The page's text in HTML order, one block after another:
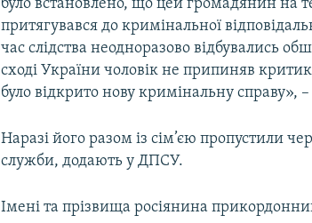
було встановлено, що цей громадянин на
притягувався до кримінальної
час слідства неодноразово відбувались
сході України чоловік не припиняв
було відкрито нову кримінальну справу»,
Наразі його разом із сім’єю пропустили
служби, додають у ДПСУ.
Імені та прізвища росіянина